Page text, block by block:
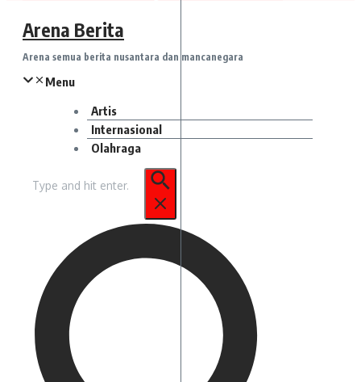
Arena Berita
Arena semua berita nusantara dan mancanegara
Menu
Artis
Internasional
Olahraga
untuk: